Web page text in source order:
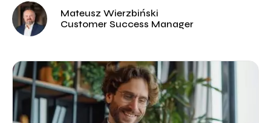
Mateusz Wierzbiński
Customer Success Manager